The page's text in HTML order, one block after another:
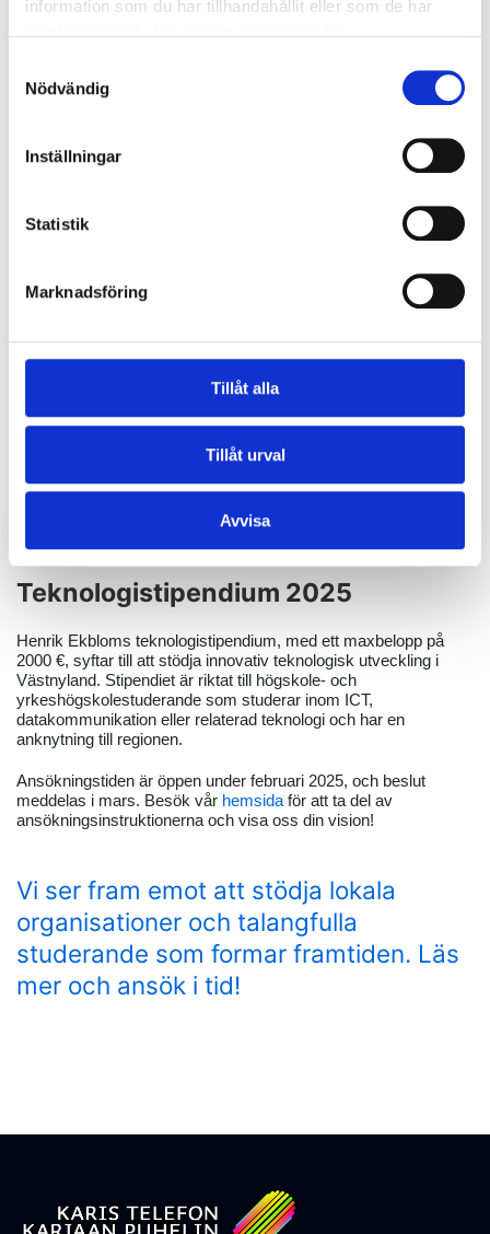
information som du har tillhandahållit eller som de har
Nödvändig
Inställningar
Statistik
Marknadsföring
Tillåt alla
Tillåt urval
Avvisa
organisation. I år prioriterar vi föreningar, projekt och aktiviteter
Gemenskap och delaktighet:Evenemang och aktiviteter
Initiativ för miljöskydd och hållbara
lösningar.
Ansökan sker via en digital blankett och är öppen fram till 16
för mer information och ansökan!
Teknologistipendium 2025
Henrik Ekbloms teknologistipendium, med ett maxbelopp på
2000 €, syftar till att stödja innovativ teknologisk utveckling i
Västnyland. Stipendiet är riktat till högskole- och
yrkeshögskolestuderande som studerar inom ICT,
datakommunikation eller relaterad teknologi och har en
anknytning till regionen.
Ansökningstiden är öppen under februari 2025, och beslut
meddelas i mars. Besök vår hemsida för att ta del av
ansökningsinstruktionerna och visa oss din vision!
Vi ser fram emot att stödja lokala
organisationer och talangfulla
studerande som formar framtiden. Läs
mer och ansök i tid!